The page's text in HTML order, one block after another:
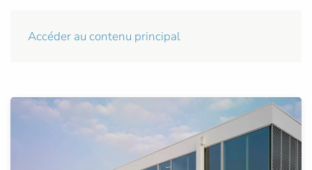
Accéder au contenu principal